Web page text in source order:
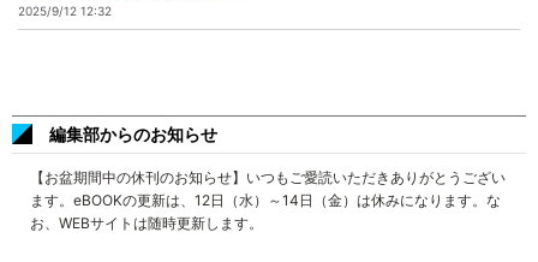
2025/9/12 12:32
編集部からのお知らせ
【お盆期間中の休刊のお知らせ】いつもご愛読いただきありがとうござい
ます。eBOOKの更新は、12日（水）～14日（金）は休みになります。な
お、WEBサイトは随時更新します。